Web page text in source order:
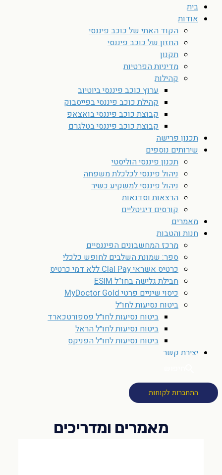
בית
אודות
הקוד האתי של כוכב פיננסי
החזון של כוכב פיננסי
תקנון
מדיניות הפרטיות
קהילות
ערוץ כוכב פיננסי ביוטיוב
קהילת כוכב פיננסי בפייסבוק
קבוצת כוכב פיננסי בואצאפ
קבוצת כוכב פיננסי בטלגרם
תכנון פרישה
שירותים נוספים
תכנון פיננסי הוליסטי
ניהול פיננסי לכלכלת משפחה
ניהול פיננסי למשקיע כשיר
הרצאות וסדנאות
קורסים דיגיטליים
מאמרים
חנות והטבות
מרכז המחשבונים הפיננסיים
ספר: שמונת השלבים לחופש כלכלי
כרטיס אשראי Clal Pay ללא דמי כרטיס
חבילת גלישה בחו”ל ESIM
כיסוי שיניים פרטי MyDoctor Gold
ביטוח נסיעות לחו״ל
ביטוח נסיעות לחו״ל פספורטכארד
ביטוח נסיעות לחו״ל הראל
ביטוח נסיעות לחו״ל הפניקס
יצירת קשר
התחברות לקוחות